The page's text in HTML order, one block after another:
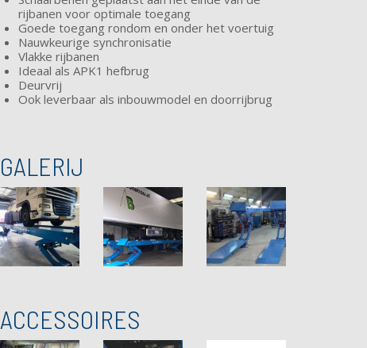
rijbanen voor optimale toegang
Goede toegang rondom en onder het voertuig
Nauwkeurige synchronisatie
Vlakke rijbanen
Ideaal als APK1 hefbrug
Deurvrij
Ook leverbaar als inbouwmodel en doorrijbrug
GALERIJ
ACCESSOIRES